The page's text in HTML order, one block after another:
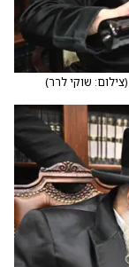
(צילום: שוקי לרר)